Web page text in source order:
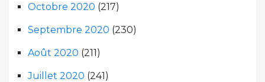
Octobre 2020 (217)
Septembre 2020 (230)
Août 2020 (211)
Juillet 2020 (241)